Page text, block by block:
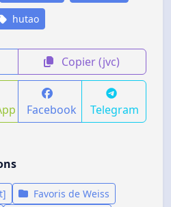
hutao
Copier (jvc)
Facebook Telegram
Favoris de Weiss